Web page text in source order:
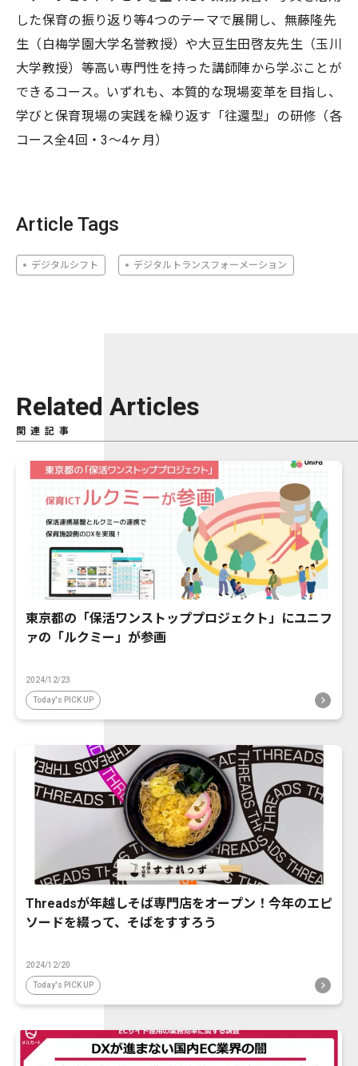
した保育の振り返り等4つのテーマで展開し、無藤隆先
生（白梅学園大学名誉教授）や大豆生田啓友先生（玉川
大学教授）等高い専門性を持った講師陣から学ぶことが
できるコース。いずれも、本質的な現場変革を目指し、
学びと保育現場の実践を繰り返す「往還型」の研修（各
コース全4回・3～4ヶ月）
Article Tags
デジタルシフト デジタルトランスフォーメーション
Related Articles
関連記事
東京都の「保活ワンストッププロジェクト」にユニフ
ァの「ルクミー」が参画
2024/12/23
Today's PICK UP
Threadsが年越しそば専門店をオープン！今年のエピ
ソードを綴って、そばをすすろう
2024/12/20
Today's PICK UP